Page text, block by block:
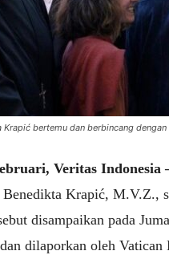
Krapić bertemu dan berbincang
Veritas Indonesia
Krapić, M.V.Z.,
disampaikan pada
dilaporkan oleh Vatican